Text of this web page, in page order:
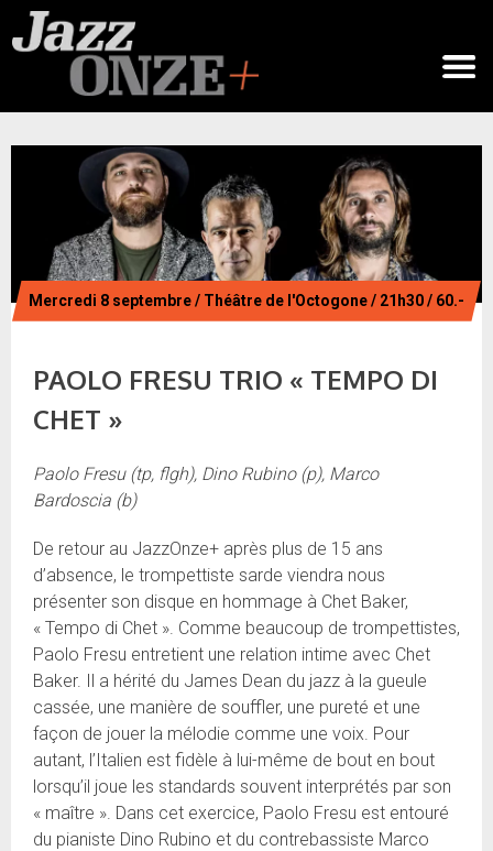
Mercredi 8 septembre / Théâtre de l'Octogone / 21h30 / 60.-
PAOLO FRESU TRIO « TEMPO DI
CHET »
Paolo Fresu (tp, flgh), Dino Rubino (p), Marco
Bardoscia (b)
De retour au JazzOnze+ après plus de 15 ans
d’absence, le trompettiste sarde viendra nous
présenter son disque en hommage à Chet Baker,
« Tempo di Chet ». Comme beaucoup de trompettistes,
Paolo Fresu entretient une relation intime avec Chet
Baker. Il a hérité du James Dean du jazz à la gueule
cassée, une manière de souffler, une pureté et une
façon de jouer la mélodie comme une voix. Pour
autant, l’Italien est fidèle à lui-même de bout en bout
lorsqu’il joue les standards souvent interprétés par son
« maître ». Dans cet exercice, Paolo Fresu est entouré
du pianiste Dino Rubino et du contrebassiste Marco